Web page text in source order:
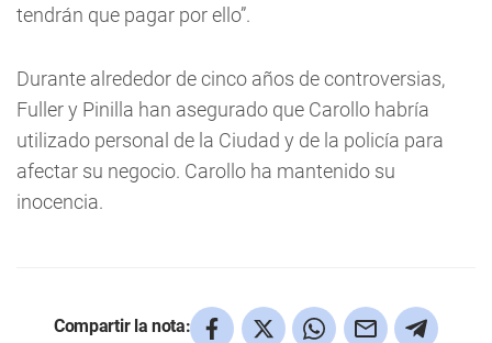
tendrán que pagar por ello”.
Durante alrededor de cinco años de controversias,
Fuller y Pinilla han asegurado que Carollo habría
utilizado personal de la Ciudad y de la policía para
afectar su negocio. Carollo ha mantenido su
inocencia.
Compartir la nota: